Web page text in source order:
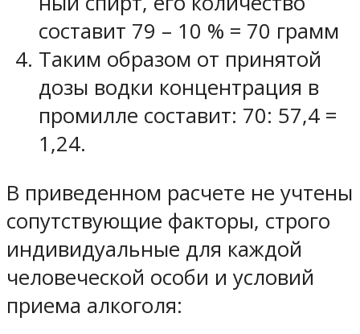
составит 79 – 10 % = 70 грамм
Таким образом от принятой
дозы водки концентрация в
промилле составит: 70: 57,4 =
1,24.
В приведенном расчете не учтены
сопутствующие факторы, строго
индивидуальные для каждой
человеческой особи и условий
приема алкоголя: